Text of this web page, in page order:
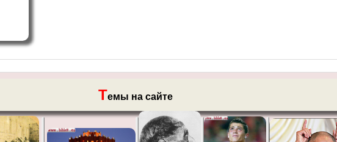
Темы на сайте